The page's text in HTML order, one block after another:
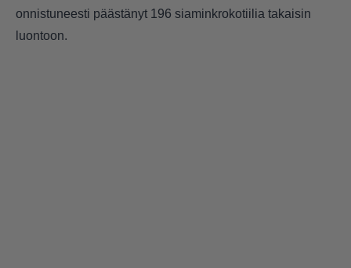
onnistuneesti päästänyt 196 siaminkrokotiilia takaisin
luontoon.